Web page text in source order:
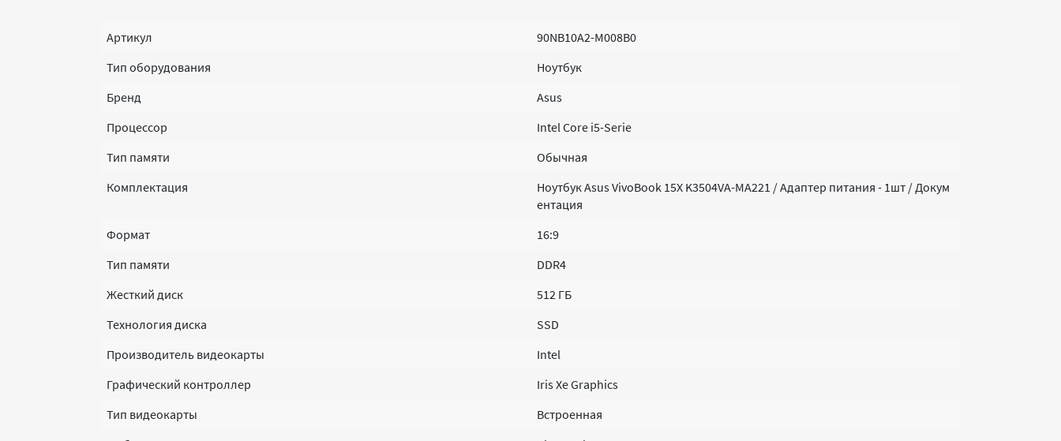
Артикул
90NB10A2-M008B0
Тип оборудования
Ноутбук
Бренд
Asus
Процессор
Intel Core i5-Serie
Тип памяти
Обычная
Комплектация
Ноутбук Asus VivoBook 15X K3504VA-MA221 / Адаптер питания - 1шт / Докум
ентация
Формат
16:9
Тип памяти
DDR4
Жесткий диск
512 ГБ
Технология диска
SSD
Производитель видеокарты
Intel
Графический контроллер
Iris Xe Graphics
Тип видеокарты
Встроенная